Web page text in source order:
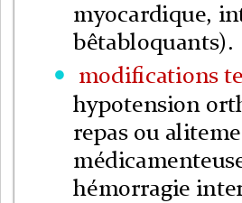
myocardique,
bêtabloquants).
 modifications
hypotension
repas ou
hémorragie